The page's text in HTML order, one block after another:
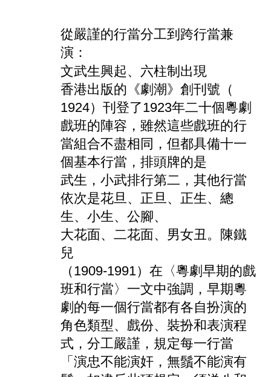
從嚴謹的行當分工到跨行當兼
演：
文武生興起、 六柱制出現
香港出版的《劇潮》創刊號 （
1924）刊登了1923年二十個粵劇
戲班的陣容，雖然這些戲班的行
當組合不盡相同，但都具備十一
個基本行當，排頭牌的是
武生，小武排行第二，其他行當
依次是花旦、正旦、正生、總
生、小生、公腳、
大花面、二花面、男女丑。陳鐵
兒
（1909-1991）在〈粵劇早期的戲
班和行當〉一文中強調，早期粵
劇的每一個行當都有各自扮演的
角色類型、戲份、裝扮和表演程
式，分工嚴謹，規定每一行當
「演忠不能演奸，無鬚不能演有